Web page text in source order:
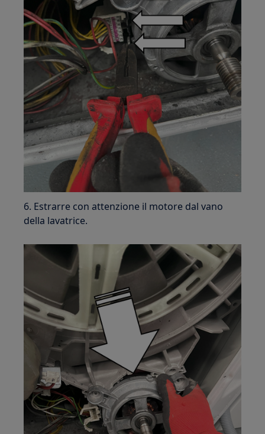
6. Estrarre con attenzione il motore dal vano
della lavatrice.